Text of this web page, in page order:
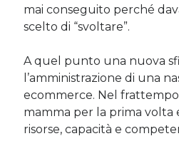
Del 2023 e di come la mia famiglia
multipla
Donne e propensione al rischio:
12 Settembre 2022
Commenti Recenti
mai conseguito perché
scelto di “svoltare”.
A quel punto una nuova
l’amministrazione di una
ecommerce. Nel
mamma per la prima volta
risorse, capacità e